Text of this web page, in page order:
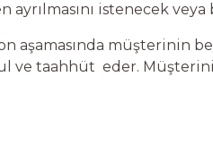
ayrılmasını istenecek
aşamasında müşterinin
ve taahhüt eder.